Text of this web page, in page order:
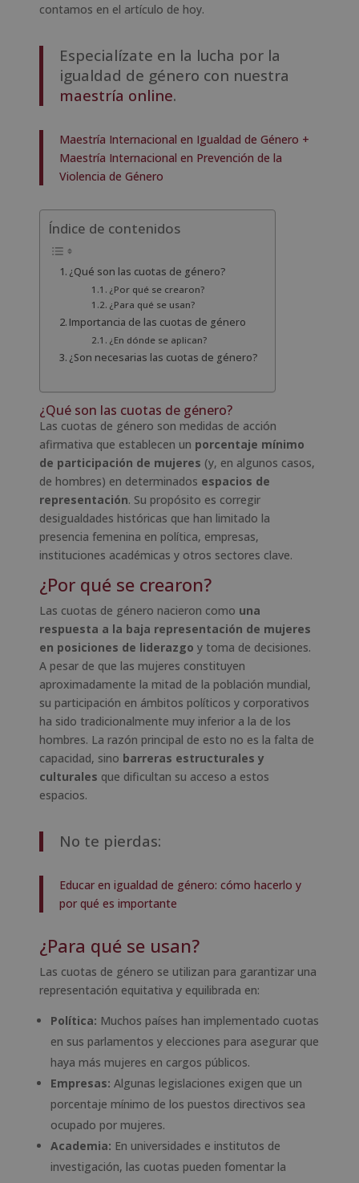
contamos en el artículo de hoy.
Especialízate en la lucha por la
igualdad de género con nuestra
maestría online.
Maestría Internacional en Igualdad de Género +
Maestría Internacional en Prevención de la
Violencia de Género
Índice de contenidos
¿Qué son las cuotas de género?
¿Por qué se crearon?
¿Para qué se usan?
Importancia de las cuotas de género
¿En dónde se aplican?
¿Son necesarias las cuotas de género?
¿Qué son las cuotas de género?
Las cuotas de género son medidas de acción
afirmativa que establecen un porcentaje mínimo
de participación de mujeres (y, en algunos casos,
de hombres) en determinados espacios de
representación. Su propósito es corregir
desigualdades históricas que han limitado la
presencia femenina en política, empresas,
instituciones académicas y otros sectores clave.
¿Por qué se crearon?
Las cuotas de género nacieron como una
respuesta a la baja representación de mujeres
en posiciones de liderazgo y toma de decisiones.
A pesar de que las mujeres constituyen
aproximadamente la mitad de la población mundial,
su participación en ámbitos políticos y corporativos
ha sido tradicionalmente muy inferior a la de los
hombres. La razón principal de esto no es la falta de
capacidad, sino barreras estructurales y
culturales que dificultan su acceso a estos
espacios.
No te pierdas:
Educar en igualdad de género: cómo hacerlo y
por qué es importante
¿Para qué se usan?
Las cuotas de género se utilizan para garantizar una
representación equitativa y equilibrada en:
Política: Muchos países han implementado cuotas
en sus parlamentos y elecciones para asegurar que
haya más mujeres en cargos públicos.
Empresas: Algunas legislaciones exigen que un
porcentaje mínimo de los puestos directivos sea
ocupado por mujeres.
Academia: En universidades e institutos de
investigación, las cuotas pueden fomentar la